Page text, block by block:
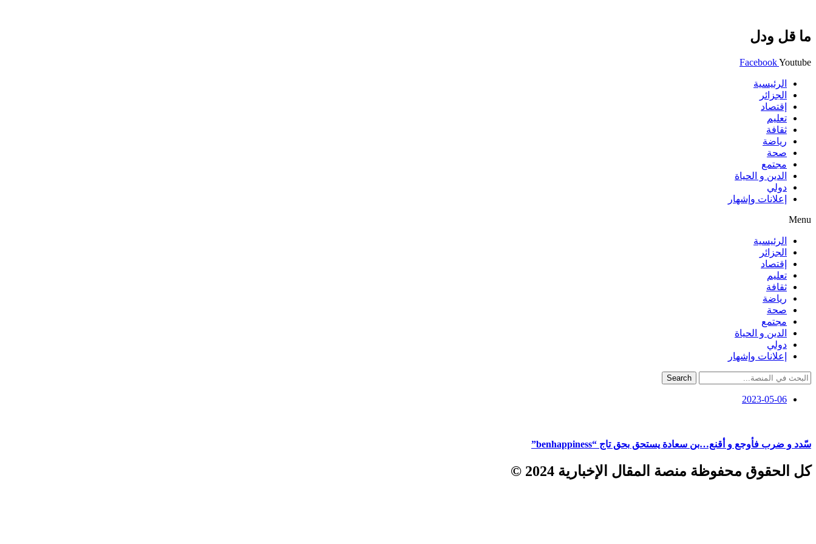
ما قل ودل
FacebookYoutube
الرئيسية
الجزائر
إقتصاد
تعليم
ثقافة
رياضة
صحة
مجتمع
الدين و الحياة
دولي
إعلانات وإشهار
Menu
الرئيسية
الجزائر
إقتصاد
تعليم
ثقافة
رياضة
صحة
مجتمع
الدين و الحياة
دولي
إعلانات وإشهار
Search
2023-05-06
سّدد و ضرب فأوجع و أقنع…بن سعادة يستحق بحق تاج “benhappiness”
كل الحقوق محفوظة منصة المقال الإخبارية 2024 ©